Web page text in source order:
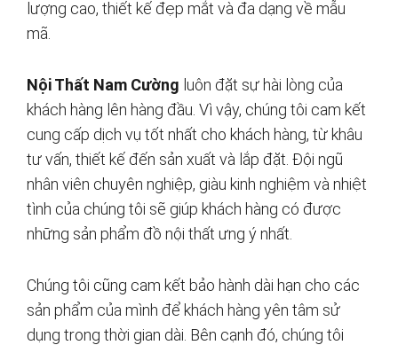
lượng cao, thiết kế đẹp mắt và đa dạng về mẫu
mã.
Nội Thất Nam Cường luôn đặt sự hài lòng của
khách hàng lên hàng đầu. Vì vậy, chúng tôi cam kết
cung cấp dịch vụ tốt nhất cho khách hàng, từ khâu
tư vấn, thiết kế đến sản xuất và lắp đặt. Đội ngũ
nhân viên chuyên nghiệp, giàu kinh nghiệm và nhiệt
tình của chúng tôi sẽ giúp khách hàng có được
những sản phẩm đồ nội thất ưng ý nhất.
Chúng tôi cũng cam kết bảo hành dài hạn cho các
sản phẩm của mình để khách hàng yên tâm sử
dụng trong thời gian dài. Bên cạnh đó, chúng tôi